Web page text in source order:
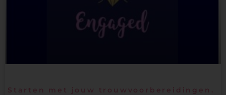
Starten met jouw trouwvoorbereidingen.